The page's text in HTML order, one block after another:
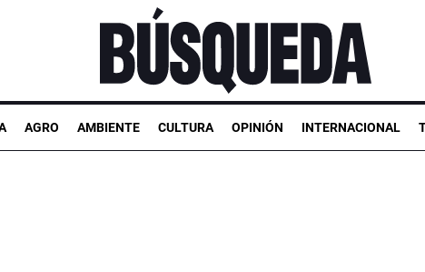
AGRO AMBIENTE CULTURA OPINIÓN INTERNACIONAL